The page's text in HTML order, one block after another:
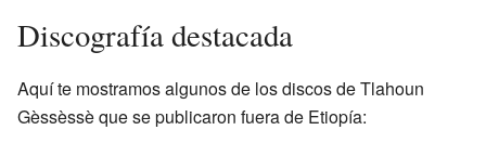
Discografía destacada
Aquí te mostramos algunos de los discos de Tlahoun
Gèssèssè que se publicaron fuera de Etiopía: